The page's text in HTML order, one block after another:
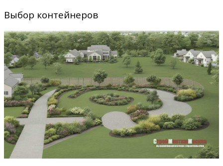
Выбор контейнеров